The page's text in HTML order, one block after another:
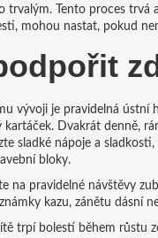
trvalým. Tento proces trvá
mohou nastat, pokud
vývoji je pravidelná
kartáček. Dvakrát denně,
sladké nápoje a
bloky.
na pravidelné návštěvy
kazu, zánětu dásní
trpí bolestí během růstu